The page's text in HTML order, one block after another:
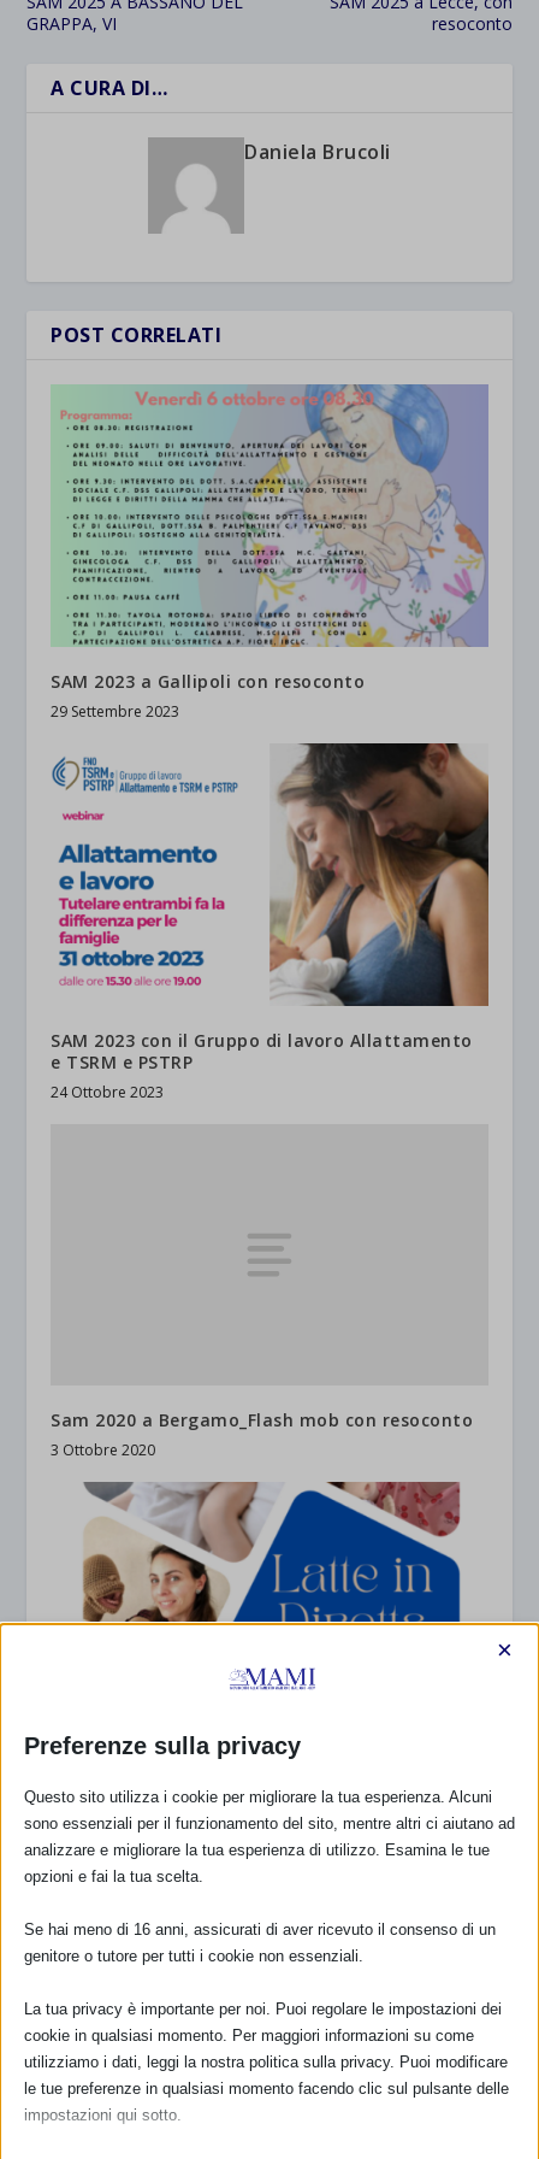
GRAPPA, VI
resoconto
A CURA DI…
Daniela Brucoli
POST CORRELATI
SAM 2023 a Gallipoli con resoconto
29 Settembre 2023
SAM 2023 con il Gruppo di lavoro Allattamento
e TSRM e PSTRP
24 Ottobre 2023
Sam 2020 a Bergamo_Flash mob con resoconto
3 Ottobre 2020
28 Settembre 2025
RISPONDI
Preferenze sulla privacy
×
Questo sito utilizza i cookie per migliorare la tua esperienza. Alcuni
sono essenziali per il funzionamento del sito, mentre altri ci aiutano ad
analizzare e migliorare la tua esperienza di utilizzo. Esamina le tue
opzioni e fai la tua scelta.
Se hai meno di 16 anni, assicurati di aver ricevuto il consenso di un
genitore o tutore per tutti i cookie non essenziali.
La tua privacy è importante per noi. Puoi regolare le impostazioni dei
cookie in qualsiasi momento. Per maggiori informazioni su come
utilizziamo i dati, leggi la nostra politica sulla privacy. Puoi modificare
le tue preferenze in qualsiasi momento facendo clic sul pulsante delle
impostazioni qui sotto.